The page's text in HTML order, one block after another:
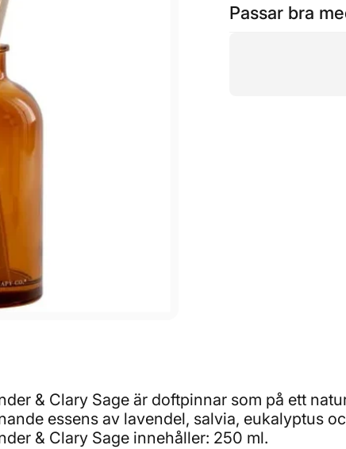
Passar bra
& Clary Sage är doftpinnar som på ett
essens av lavendel, salvia, eukalyptus
& Clary Sage innehåller: 250 ml.